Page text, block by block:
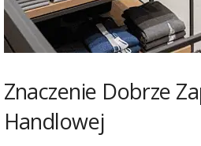
Znaczenie Dobrze
Handlowej